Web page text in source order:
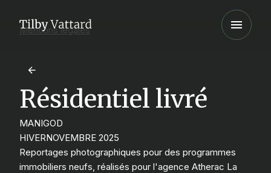
Mentions légales
Résidentiel livré
MANIGOD
HIVERNOVEMBRE 2025
Reportages photographiques pour des programmes
immobiliers neufs, réalisés pour l'agence Atherac La